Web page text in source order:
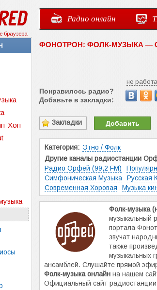
браузера
Радио онлайн
Хоп
ФОНОТРОН: ФОЛК-МУЗЫКА —
не
Понравилось радио?
Добавьте в закладки:
Закладки Добавить
Категория: Этно / Фолк
Другие каналы радиостанции
Радио Орфей (99,2 FM)
Симфоническая Музыка
Русская
Современная Хоровая
Музыка
Фолк-музыка
музыкальный
портала
звучат
также
музыкальных
ансамблей. Слушайте прямой
Фолк-музыка онлайн на нашем
Официальный сайт